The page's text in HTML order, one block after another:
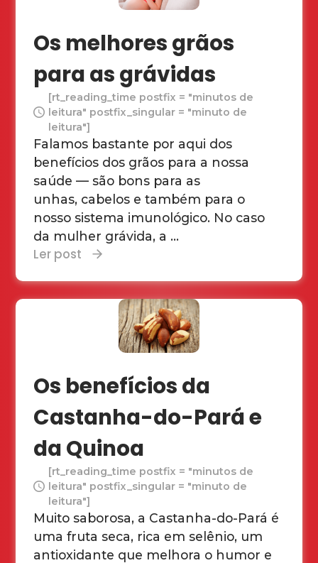
Os melhores grãos
para as grávidas
[rt_reading_time postfix = "minutos de
leitura" postfix_singular = "minuto de
leitura"]
Falamos bastante por aqui dos
benefícios dos grãos para a nossa
saúde — são bons para as
unhas, cabelos e também para o
nosso sistema imunológico. No caso
da mulher grávida, a ...
Ler post
Os benefícios da
Castanha-do-Pará e
da Quinoa
[rt_reading_time postfix = "minutos de
leitura" postfix_singular = "minuto de
leitura"]
Muito saborosa, a Castanha-do-Pará é
uma fruta seca, rica em selênio, um
antioxidante que melhora o humor e